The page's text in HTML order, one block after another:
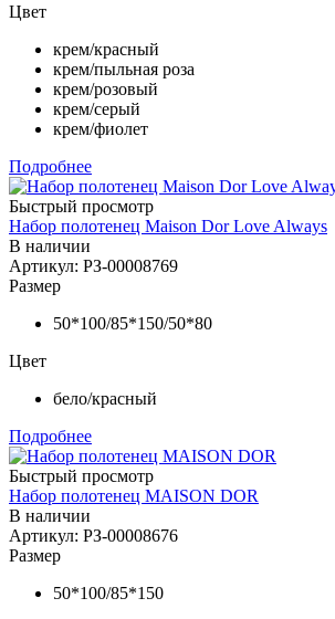
Цвет
крем/красный
крем/пыльная роза
крем/розовый
крем/серый
крем/фиолет
Подробнее
Быстрый просмотр
Набор полотенец Maison Dor Love Always
В наличии
Артикул: РЗ-00008769
Размер
50*100/85*150/50*80
Цвет
бело/красный
Подробнее
Быстрый просмотр
Набор полотенец MAISON DOR
В наличии
Артикул: РЗ-00008676
Размер
50*100/85*150